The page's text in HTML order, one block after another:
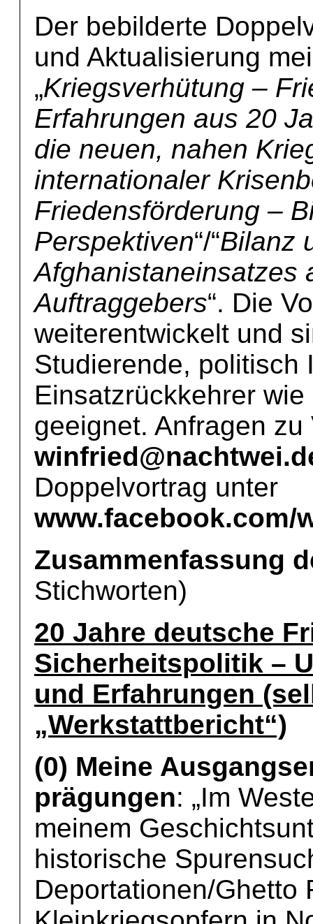
Der bebilderte
und Aktualisierung
„Kriegsverhütung –
Erfahrungen aus 20
die neuen, nahen
internationaler
Friedensförderung –
Perspektiven“/“Bilanz
Afghanistaneinsatzes
Auftraggebers“. Die
weiterentwickelt und
Studierende, politisch
Einsatzrückkehrer
geeignet. Anfragen
Doppelvortrag unter
www.facebook.com/
Zusammenfassung
Stichworten)
20 Jahre deutsche
Sicherheitspolitik –
und Erfahrungen
„Werkstattbericht“)
(0) Meine
prägungen: „Im
meinem
historische
Deportationen/Ghetto